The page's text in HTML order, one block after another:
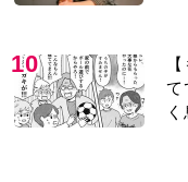
10
て